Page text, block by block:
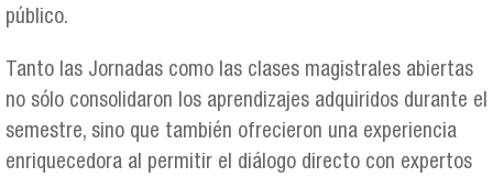
público.
Tanto las Jornadas como las clases magistrales abiertas
no sólo consolidaron los aprendizajes adquiridos durante el
semestre, sino que también ofrecieron una experiencia
enriquecedora al permitir el diálogo directo con expertos